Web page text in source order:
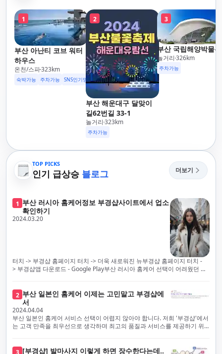
1
부산 아난티 코브 워터
하우스
온천/스파323km
숙박가능 주차가능 SNS인기명소
2
부산 해운대구 달맞이
길62번길 33-1
놀거리 323km
주차가능
3
부산 국립해양박물관
놀거리 326km
주차가능
TOP PICKS
인기 급상승 블로그 더보기
1 부산 러시아 홈케어정보 부경샵사이트에서 업소
확인하기
2024.03.20
터치 -> 부경샵 홈페이지 터치 -> 더욱 새로워진 뉴부경샵 홈페이지 터치 -
> 부경샵앱 다운로드 - Google Play부산 러시아 홈케어 선택이 어려웠던 시
스의 모든 과정을 후불제로 운영합니다. 이는 고객님의 최대 편의를 보장하
기 위한 부경샵의 약속입니다.부경샵은 현장에서 바로 고객님께 서비스를
제공하는 깨끗하고 전문적으로 훈련된 관리사들을 다수 보유하고 있음을 자
랑스럽게 생각합니다. 이는 프리미엄 부산 러시아 홈케어 경험을 제공하기
위한 부경샵의 노력의 일환입니다.현 시대의 불확실성 속에서, 안전은 부경
하고 개인의 건강 상태를 지속적으로 모니터링합니다.예약금을 요구하는 업
2 부산 일본인 홈케어 이제는 고민말고 부경샵에
서
2024.04.04
부산 일본인 홈케어 서비스 선택이 어렵지 않아야 합니다. 저희 '부경샵'에서
는 고객 만족을 최우선으로 생각하며 최고의 품질과 서비스를 제공하기 위
프리미엄 부산 일본인 홈케어 경험을 제공하고자 현장에서 직접 깨끗하고
3 [부경샵] 발마사지 이렇게 하면 장수한다는데..